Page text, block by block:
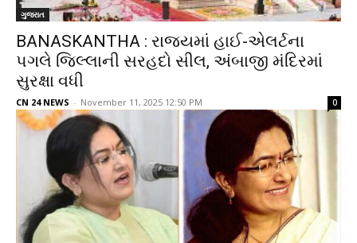
ગુજરાત
BANASKANTHA : રાજ્યમાં હાઈ-એલર્ટના
પગલે જિલ્લાની સરહદો સીલ, અંબાજી મંદિરમાં
સુરક્ષા વધી
CN 24 NEWS - November 11, 2025 12:50 PM 0